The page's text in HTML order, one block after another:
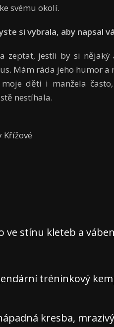
svému okolí.
si vybrala, aby napsal
zeptat, jestli by si
Mám ráda jeho humor a
děti i manžela
nestíhala.
Křížové
ve stínu kleteb a
tréninkový
kresba,